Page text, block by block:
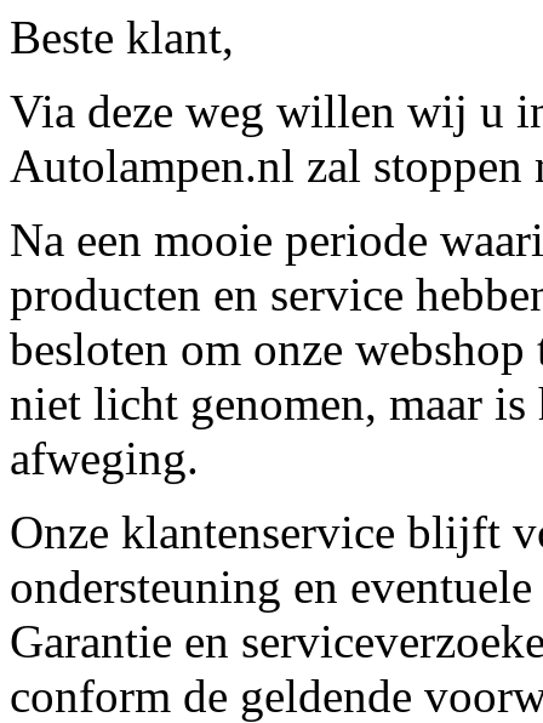
Beste klant,
Via deze weg willen wij u
Autolampen.nl zal stoppen
Na een mooie periode
producten en service
besloten om onze
niet licht genomen, maar
afweging.
Onze klantenservice blijft
ondersteuning en
Garantie en
conform de geldende